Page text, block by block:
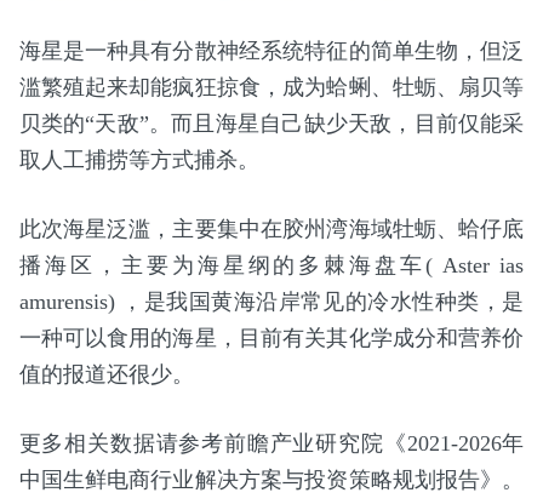
海星是一种具有分散神经系统特征的简单生物，但泛
滥繁殖起来却能疯狂掠食，成为蛤蜊、牡蛎、扇贝等
贝类的“天敌”。而且海星自己缺少天敌，目前仅能采
取人工捕捞等方式捕杀。
此次海星泛滥，主要集中在胶州湾海域牡蛎、蛤仔底
播海区，主要为海星纲的多棘海盘车( Aster ias
amurensis) ，是我国黄海沿岸常见的冷水性种类，是
一种可以食用的海星，目前有关其化学成分和营养价
值的报道还很少。
更多相关数据请参考前瞻产业研究院《2021-2026年
中国生鲜电商行业解决方案与投资策略规划报告》。